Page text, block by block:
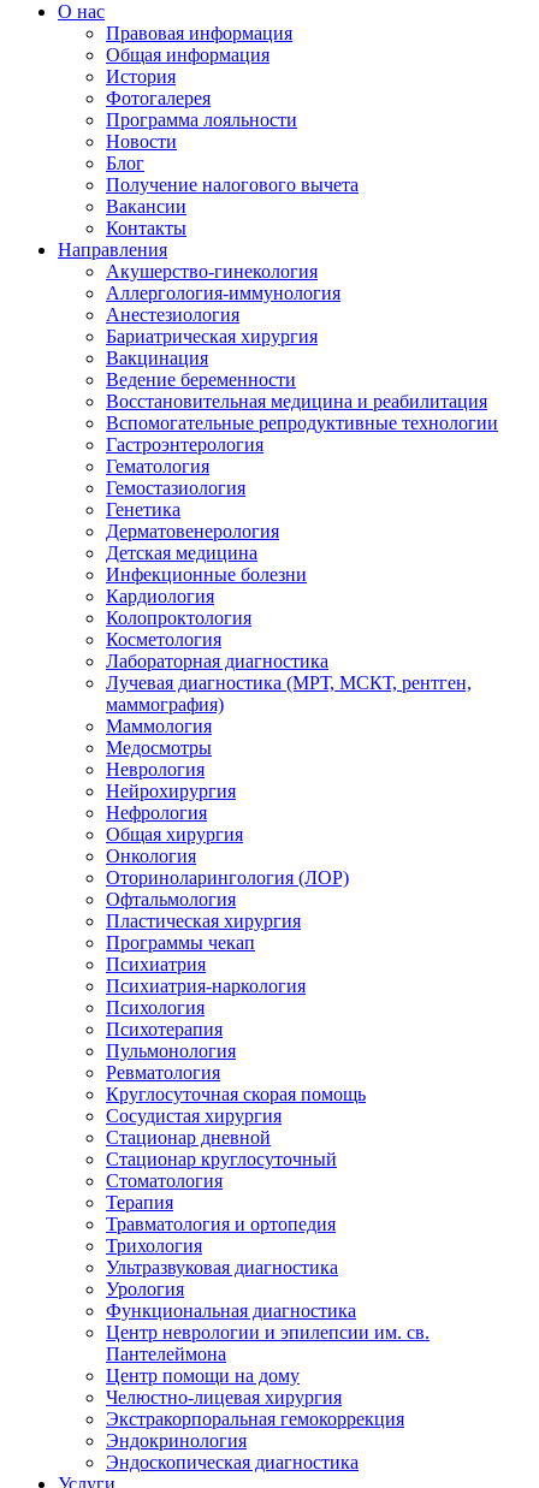
О нас
Правовая информация
Общая информация
История
Фотогалерея
Программа лояльности
Новости
Блог
Получение налогового вычета
Вакансии
Контакты
Направления
Акушерство-гинекология
Аллергология-иммунология
Анестезиология
Бариатрическая хирургия
Вакцинация
Ведение беременности
Восстановительная медицина и реабилитация
Вспомогательные репродуктивные технологии
Гастроэнтерология
Гематология
Гемостазиология
Генетика
Дерматовенерология
Детская медицина
Инфекционные болезни
Кардиология
Колопроктология
Косметология
Лабораторная диагностика
Лучевая диагностика (МРТ, МСКТ, рентген,
маммография)
Маммология
Медосмотры
Неврология
Нейрохирургия
Нефрология
Общая хирургия
Онкология
Оториноларингология (ЛОР)
Офтальмология
Пластическая хирургия
Программы чекап
Психиатрия
Психиатрия-наркология
Психология
Психотерапия
Пульмонология
Ревматология
Круглосуточная скорая помощь
Сосудистая хирургия
Стационар дневной
Стационар круглосуточный
Стоматология
Терапия
Травматология и ортопедия
Трихология
Ультразвуковая диагностика
Урология
Функциональная диагностика
Центр неврологии и эпилепсии им. св.
Пантелеймона
Центр помощи на дому
Челюстно-лицевая хирургия
Экстракорпоральная гемокоррекция
Эндокринология
Эндоскопическая диагностика
Услуги